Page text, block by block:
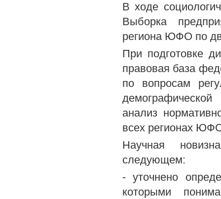
В ходе
Выборка
региона ЮФО по
При подготовке
правовая база
по вопросам
анализ
всех регионах
Научная
следующем:
- уточнено
которыми